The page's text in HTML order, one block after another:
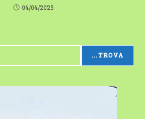
04/04/2025
...TROVA